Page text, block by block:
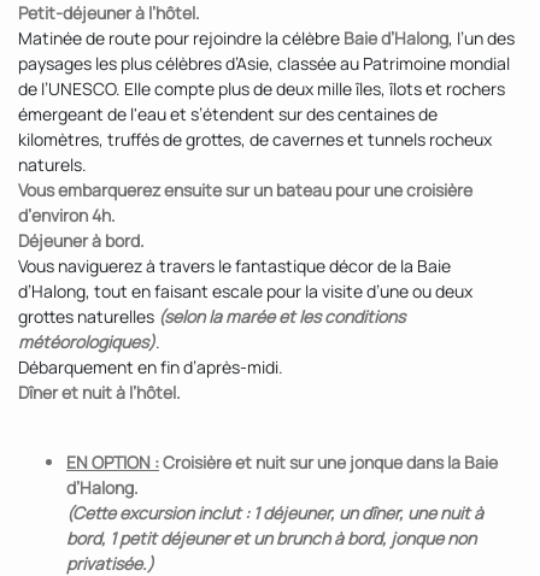
Petit-déjeuner à l’hôtel.
Matinée de route pour rejoindre la célèbre Baie d’Halong, l’un des
paysages les plus célèbres d’Asie, classée au Patrimoine mondial
de l’UNESCO. Elle compte plus de deux mille îles, îlots et rochers
émergeant de l'eau et s’étendent sur des centaines de
kilomètres, truffés de grottes, de cavernes et tunnels rocheux
naturels.
Vous embarquerez ensuite sur un bateau pour une croisière
d’environ 4h.
Déjeuner à bord.
Vous naviguerez à travers le fantastique décor de la Baie
d’Halong, tout en faisant escale pour la visite d’une ou deux
grottes naturelles (selon la marée et les conditions
météorologiques).
Débarquement en fin d’après-midi.
Dîner et nuit à l’hôtel.
EN OPTION :Croisière et nuit sur une jonque dans la Baie
d’Halong.
(Cette excursion inclut : 1 déjeuner, un dîner, une nuit à
bord, 1 petit déjeuner et un brunch à bord, jonque non
privatisée.)